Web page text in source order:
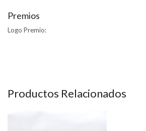
Premios
Logo Premio:
Productos Relacionados